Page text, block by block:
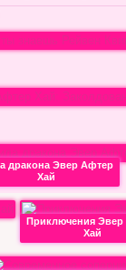
дракона Эвер Афтер
Хай
Приключения
Хай